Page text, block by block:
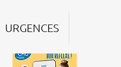
URGENCES